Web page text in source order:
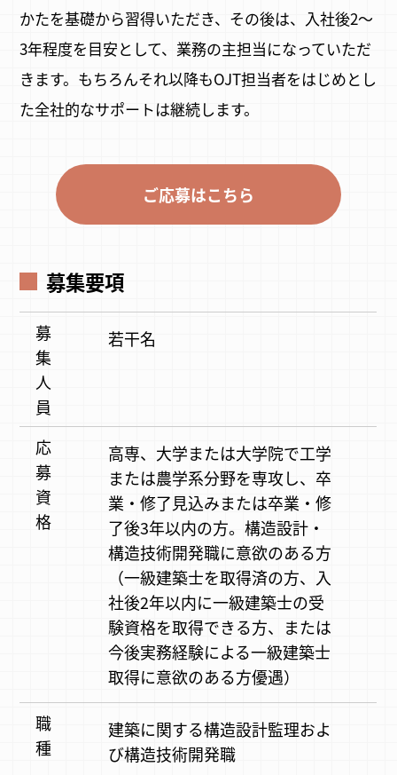
かたを基礎から習得いただき、その後は、入社後2～
3年程度を目安として、業務の主担当になっていただ
きます。もちろんそれ以降もOJT担当者をはじめとし
た全社的なサポートは継続します。
ご応募はこちら
募集要項
募
集
人
員
若干名
応
募
資
格
高専、大学または大学院で工学
または農学系分野を専攻し、卒
業・修了見込みまたは卒業・修
了後3年以内の方。構造設計・
構造技術開発職に意欲のある方
（一級建築士を取得済の方、入
社後2年以内に一級建築士の受
験資格を取得できる方、または
今後実務経験による一級建築士
取得に意欲のある方優遇）
職
種
建築に関する構造設計監理およ
び構造技術開発職